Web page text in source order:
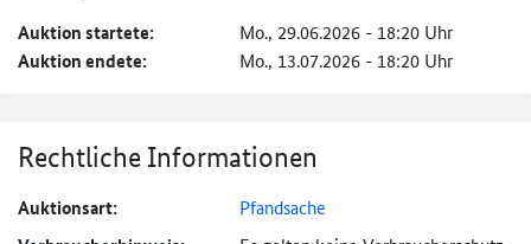
Auktion startete: Mo., 29.06.2026 - 18:20 Uhr
Auktion endete: Mo., 13.07.2026 - 18:20 Uhr
Rechtliche Informationen
Auktionsart: Pfandsache